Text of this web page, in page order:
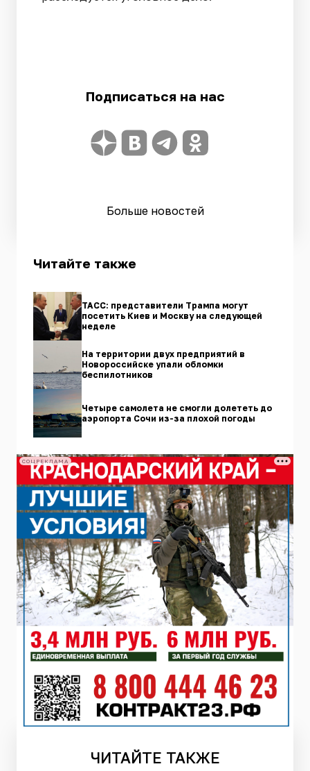
Подписаться на нас
Больше новостей
Читайте также
ТАСС: представители Трампа могут
посетить Киев и Москву на следующей
неделе
На территории двух предприятий в
Новороссийске упали обломки
беспилотников
Четыре самолета не смогли долететь до
аэропорта Сочи из-за плохой погоды
СОЦРЕКЛАМА
ЧИТАЙТЕ ТАКЖЕ